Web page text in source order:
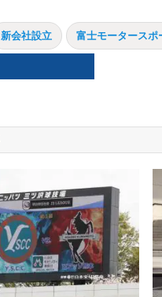
新会社設立 富士モータースポ